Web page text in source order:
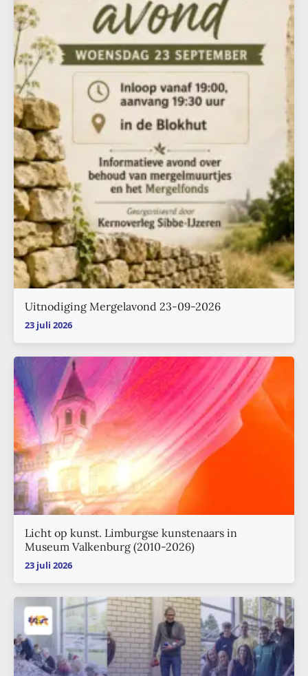
Uitnodiging Mergelavond 23-09-2026
23 juli 2026
Licht op kunst. Limburgse kunstenaars in
Museum Valkenburg (2010-2026)
23 juli 2026